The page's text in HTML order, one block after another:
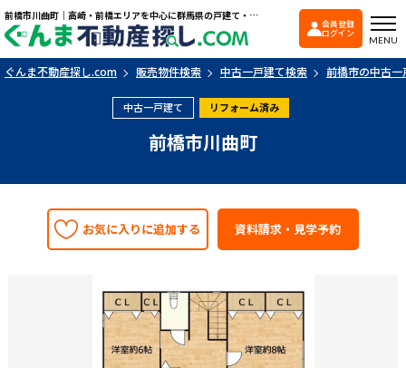
前橋市川曲町｜高崎・前橋エリアを中心に群馬県の戸建て・マンションを探すなら「ぐんま不動産探し.com」
ぐんま不動産探し
会員登録
ログイン
MENU
ぐんま不動産探し.com 販売物件検索 中古一戸建て検索 前橋市の中古一
中古一戸建て リフォーム済み
前橋市川曲町
お気に入りに追加する